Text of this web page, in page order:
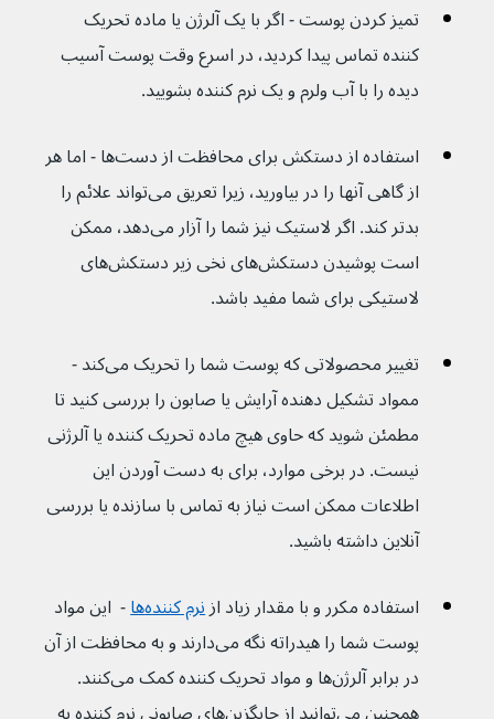
تمیز کردن پوست - اگر با یک آلرژن یا ماده تحریک
کننده تماس پیدا کردید، در اسرع وقت پوست آسیب
دیده را با آب ولرم و یک نرم کننده بشویید.
استفاده از دستکش برای محافظت از دست‌ها - اما هر
از گاهی آنها را در بیاورید، زیرا تعریق می‌تواند علائم را
بدتر کند. اگر لاستیک نیز شما را آزار می‌دهد، ممکن
است پوشیدن دستکش‌های نخی زیر دستکش‌های
لاستیکی برای شما مفید باشد.
تغییر محصولاتی که پوست شما را تحریک می‌کند -
ممواد تشکیل دهنده آرایش یا صابون را بررسی کنید تا
مطمئن شوید که حاوی هیچ ماده تحریک کننده یا آلرژنی
نیست. در برخی موارد، برای به دست آوردن این
اطلاعات ممکن است نیاز به تماس با سازنده یا بررسی
آنلاین داشته باشید.
استفاده مکرر و با مقدار زیاد از نرم کننده‌ها -  این مواد
پوست شما را هیدراته نگه می‌دارند و به محافظت از آن
در برابر آلرژن‌ها و مواد تحریک کننده کمک می‌کنند.